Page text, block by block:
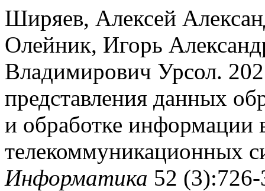
Ширяев, Алексей
Олейник, Игорь
Владимирович Урсол.
представления данных
и обработке информации
телекоммуникационных
Информатика 52